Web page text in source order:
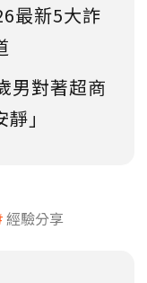
最新5大詐
男對著超商
」
經驗分享